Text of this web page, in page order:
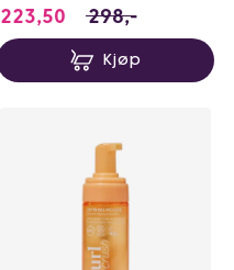
223,50 223.5 i stedet for
298,-
Kjøp